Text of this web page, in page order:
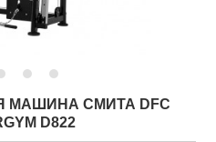
МАШИНА СМИТА DFC
D822